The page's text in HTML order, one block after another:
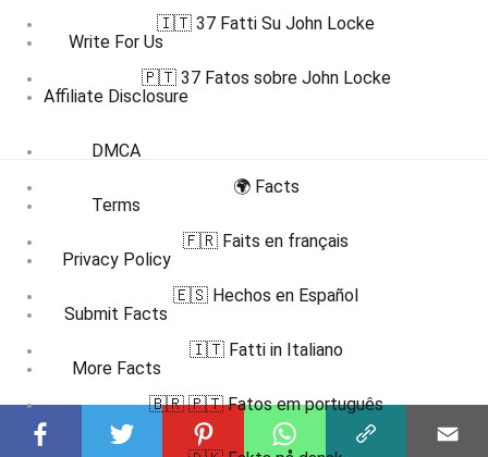
Write For Us
Affiliate Disclosure
DMCA
Terms
Privacy Policy
Submit Facts
More Facts
Subscribe to our channel
🇮🇹 37 Fatti Su John Locke
🇵🇹 37 Fatos sobre John Locke
🌍 Facts
🇫🇷 Faits en français
🇪🇸 Hechos en Español
🇮🇹 Fatti in Italiano
🇧🇷 🇵🇹 Fatos em português